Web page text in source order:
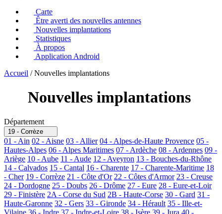
Carte
Être averti des nouvelles antennes
Nouvelles implantations
Statistiques
À propos
Application Android
Accueil / Nouvelles implantations
Nouvelles implantations
Département
19 - Corrèze
01 - Ain 02 - Aisne 03 - Allier 04 - Alpes-de-Haute Provence 05 -
Hautes-Alpes 06 - Alpes Maritimes 07 - Ardèche 08 - Ardennes 09 -
Ariège 10 - Aube 11 - Aude 12 - Aveyron 13 - Bouches-du-Rhône
14 - Calvados 15 - Cantal 16 - Charente 17 - Charente-Maritime 18
- Cher 19 - Corrèze 21 - Côte d'Or 22 - Côtes d'Armor 23 - Creuse
24 - Dordogne 25 - Doubs 26 - Drôme 27 - Eure 28 - Eure-et-Loir
29 - Finistère 2A - Corse du Sud 2B - Haute-Corse 30 - Gard 31 -
Haute-Garonne 32 - Gers 33 - Gironde 34 - Hérault 35 - Ille-et-
Vilaine 36 - Indre 37 - Indre-et-Loire 38 - Isère 39 - Jura 40 -